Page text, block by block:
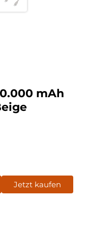
mAh
Jetzt kaufen